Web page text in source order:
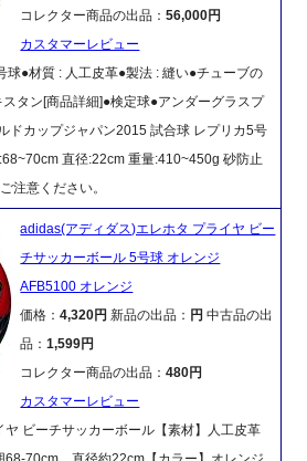
コレクター商品の出品：56,000円
カスタマーレビュー
球●材質 : 人工皮革●製法 : 縫い●チューブの
タン[商品詳細]●検定球●アンダーグラスプ
ドカップジャパン2015 試合球 レプリカ5号
直径:22cm 重量:410~450g 砂防止
注意ください。
adidas(アディダス)エレホタ プライヤ ビー
チサッカーボール 5号球 オレンジ
AFB5100 オレンジ
価格：4,320円新品の出品： 円 中古品の出
品：1,599円
コレクター商品の出品：480円
カスタマーレビュー
ヤ ビーチサッカーボール【素材】人工皮革